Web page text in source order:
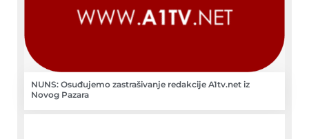
NUNS: Osuđujemo zastrašivanje redakcije A1tv.net iz
Novog Pazara